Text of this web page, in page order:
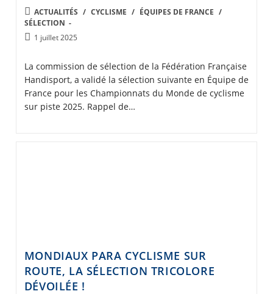
POST
CATEGORY:
ACTUALITÉS / CYCLISME / ÉQUIPES DE FRANCE /
SÉLECTION
Post1 juillet 2025
La commission de sélection de la Fédération Française
Handisport, a validé la sélection suivante en Équipe de
France pour les Championnats du Monde de cyclisme
sur piste 2025. Rappel de…
MONDIAUX PARA CYCLISME SUR
ROUTE, LA SÉLECTION TRICOLORE
DÉVOILÉE !